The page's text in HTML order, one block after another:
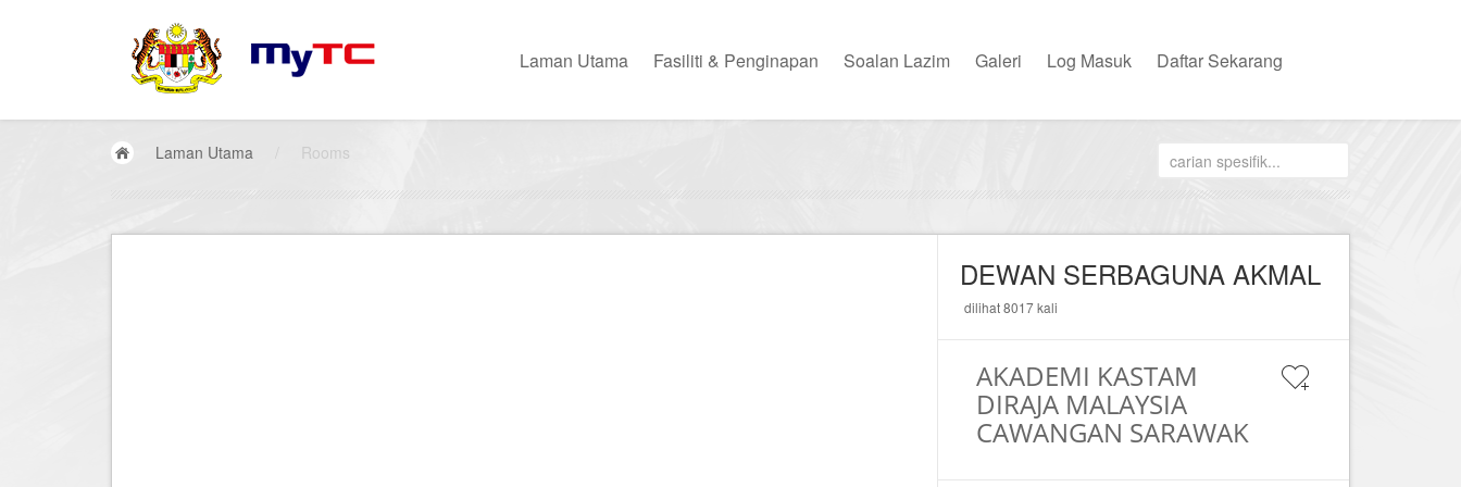
Laman Utama Fasiliti & Penginapan Soalan Lazim Galeri Log Masuk Daftar Sekarang
Laman Utama Rooms
DEWAN SERBAGUNA AKMAL
dilihat 8017 kali
AKADEMI KASTAM
DIRAJA MALAYSIA
CAWANGAN SARAWAK